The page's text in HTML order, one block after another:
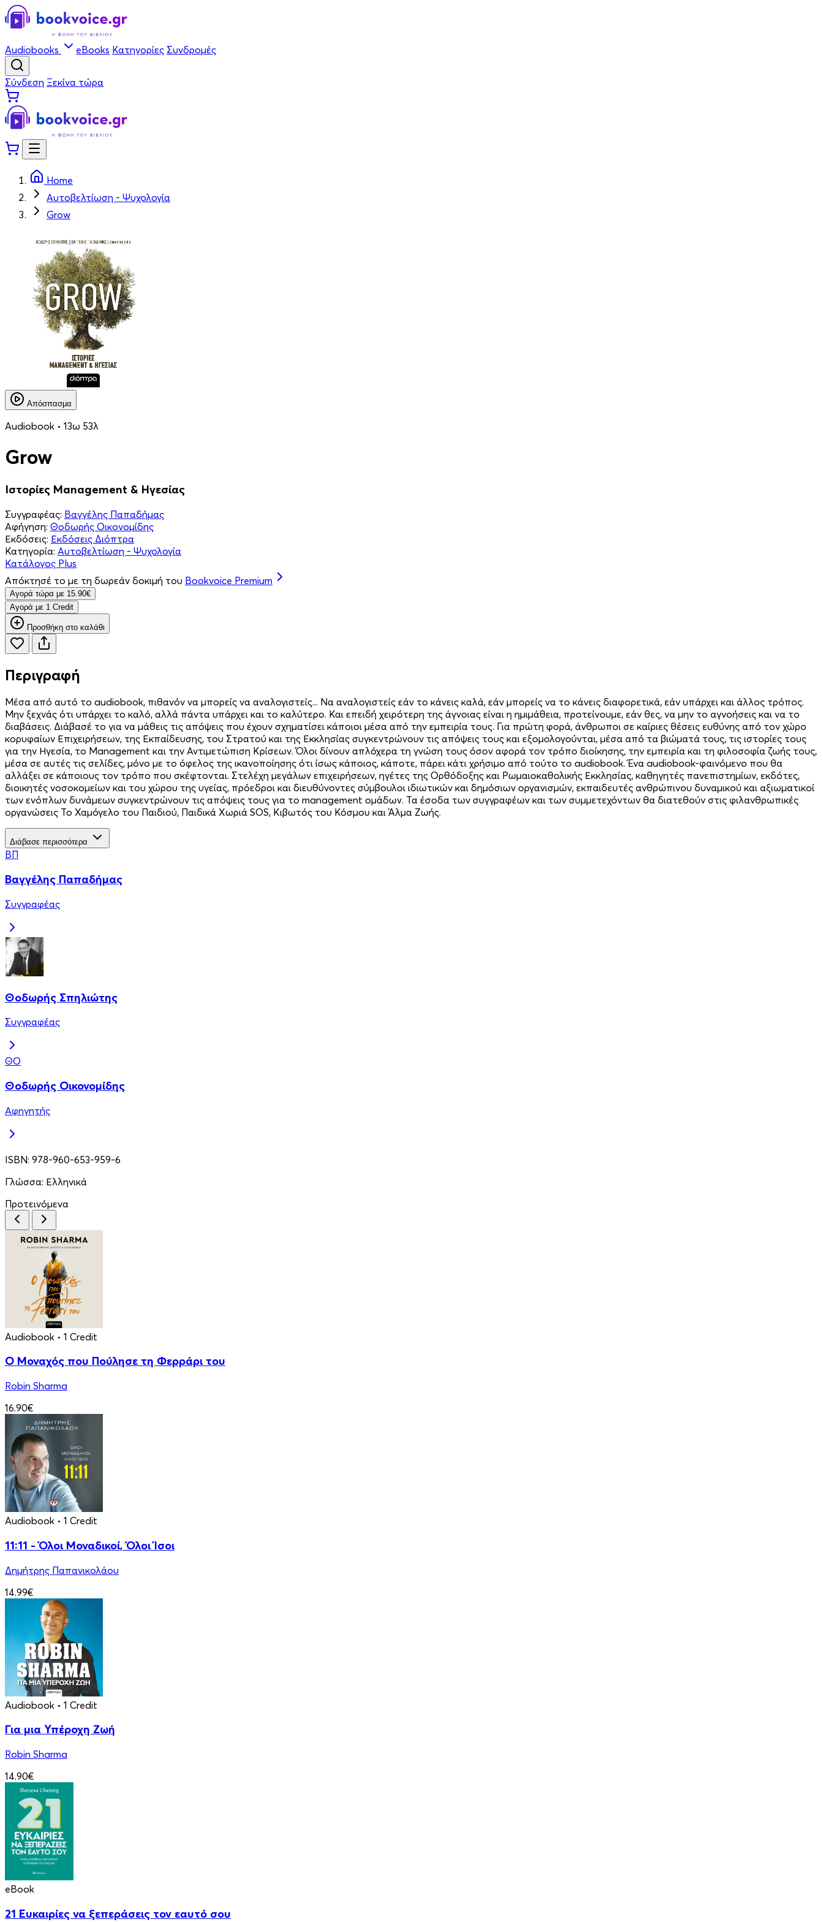
Audiobooks eBooks Κατηγορίες Συνδρομές
Σύνδεση Ξεκίνα τώρα
Home
Αυτοβελτίωση - Ψυχολογία
Grow
Απόσπασμα
Audiobook • 13ω 53λ
Grow
Ιστορίες Management & Ηγεσίας
Συγγραφέας: Βαγγέλης Παπαδήμας
Αφήγηση: Θοδωρής Οικονομίδης
Εκδόσεις: Εκδόσεις Διόπτρα
Κατηγορία: Αυτοβελτίωση - Ψυχολογία
Κατάλογος Plus
Απόκτησέ το με τη δωρεάν δοκιμή του Bookvoice Premium
Aγορά τώρα με 15.90€
Aγορά με 1 Credit
Προσθήκη στο καλάθι
Περιγραφή
Μέσα από αυτό το audiobook, πιθανόν να μπορείς να αναλογιστείς... Να αναλογιστείς εάν το κάνεις καλά, εάν μπορείς να το κάνεις διαφορετικά, εάν υπάρχει και άλλος τρόπος.
Μην ξεχνάς ότι υπάρχει το καλό, αλλά πάντα υπάρχει και το καλύτερο. Και επειδή χειρότερη της άγνοιας είναι η ημιμάθεια, προτείνουμε, εάν θες, να μην το αγνοήσεις και να το
διαβάσεις. Διάβασέ το για να μάθεις τις απόψεις που έχουν σχηματίσει κάποιοι μέσα από την εμπειρία τους. Για πρώτη φορά, άνθρωποι σε καίριες θέσεις ευθύνης από τον χώρο
κορυφαίων Επιχειρήσεων, της Εκπαίδευσης, του Στρατού και της Εκκλησίας συγκεντρώνουν τις απόψεις τους και εξομολογούνται, μέσα από τα βιώματά τους, τις ιστορίες τους
για την Ηγεσία, το Management και την Αντιμετώπιση Κρίσεων. Όλοι δίνουν απλόχερα τη γνώση τους όσον αφορά τον τρόπο διοίκησης, την εμπειρία και τη φιλοσοφία ζωής τους,
μέσα σε αυτές τις σελίδες, μόνο με το όφελος της ικανοποίησης ότι ίσως κάποιος, κάποτε, πάρει κάτι χρήσιμο από τούτο το audiobook. Ένα audiobook-φαινόμενο που θα
αλλάξει σε κάποιους τον τρόπο που σκέφτονται. Στελέχη μεγάλων επιχειρήσεων, ηγέτες της Ορθόδοξης και Ρωμαιοκαθολικής Εκκλησίας, καθηγητές πανεπιστημίων, εκδότες,
διοικητές νοσοκομείων και του χώρου της υγείας, πρόεδροι και διευθύνοντες σύμβουλοι ιδιωτικών και δημόσιων οργανισμών, εκπαιδευτές ανθρώπινου δυναμικού και αξιωματικοί
των ενόπλων δυνάμεων συγκεντρώνουν τις απόψεις τους για το management ομάδων. Τα έσοδα των συγγραφέων και των συμμετεχόντων θα διατεθούν στις φιλανθρωπικές
οργανώσεις Το Χαμόγελο του Παιδιού, Παιδικά Χωριά SOS, Κιβωτός του Κόσμου και Άλμα Ζωής.
Διάβασε περισσότερα
ΒΠ
Βαγγέλης Παπαδήμας
Συγγραφέας
Θοδωρής Σπηλιώτης
Συγγραφέας
ΘΟ
Θοδωρής Οικονομίδης
Αφηγητής
ISBN: 978-960-653-959-6
Γλώσσα: Ελληνικά
Προτεινόμενα
Audiobook • 1 Credit
Ο Μοναχός που Πούλησε τη Φερράρι του
Robin Sharma
16.90€
Audiobook • 1 Credit
11:11 - Όλοι Μοναδικοί, Όλοι Ίσοι
Δημήτρης Παπανικολάου
14.99€
Audiobook • 1 Credit
Για μια Υπέροχη Ζωή
Robin Sharma
14.90€
eBook
21 Ευκαιρίες να ξεπεράσεις τον εαυτό σου